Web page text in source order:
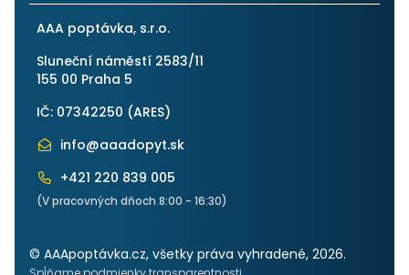
AAA poptávka, s.r.o.
Sluneční náměstí 2583/11
155 00 Praha 5
IČ: 07342250 (ARES)
info@aaadopyt.sk
+421 220 839 005
(V pracovných dňoch 8:00 - 16:30)
© AAApoptávka.cz, všetky práva vyhradené, 2026.